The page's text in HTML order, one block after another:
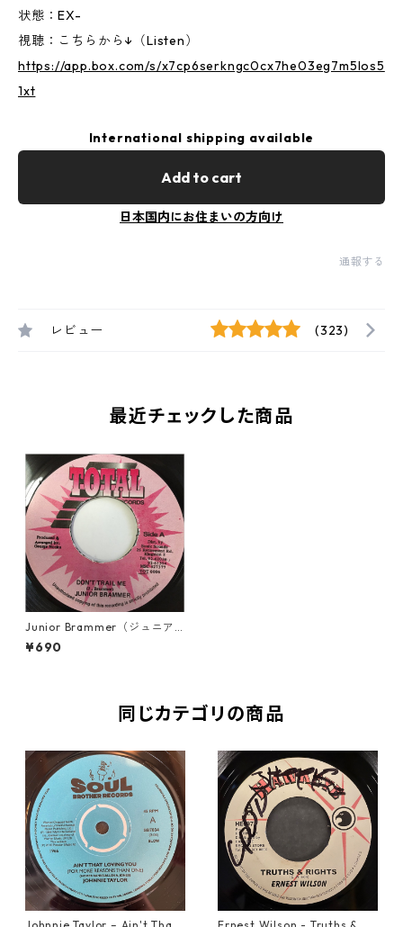
状態：EX-
視聴：こちらから↓（Listen）
https://app.box.com/s/x7cp6serkngc0cx7he03eg7m5los5
1xt
International shipping available
Add to cart
日本国内にお住まいの方向け
通報する
レビュー (323)
最近チェックした商品
Junior Brammer（ジュニア
ブラマー） - Don't Trail Me
【7'】
¥690
同じカテゴリの商品